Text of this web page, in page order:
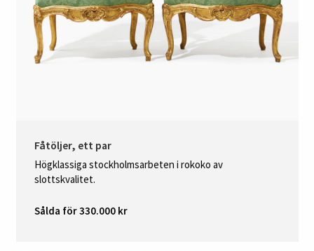
Fåtöljer, ett par
Högklassiga stockholmsarbeten i rokoko av
slottskvalitet.
Sålda för 330.000 kr